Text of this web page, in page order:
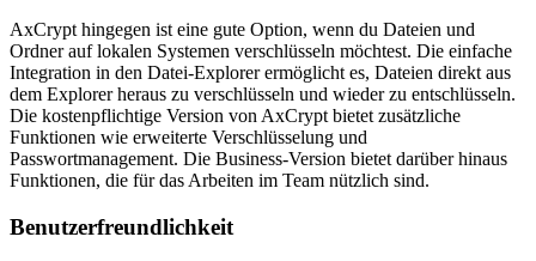
AxCrypt hingegen ist eine gute Option, wenn du Dateien und
Ordner auf lokalen Systemen verschlüsseln möchtest. Die einfache
Integration in den Datei-Explorer ermöglicht es, Dateien direkt aus
dem Explorer heraus zu verschlüsseln und wieder zu entschlüsseln.
Die kostenpflichtige Version von AxCrypt bietet zusätzliche
Funktionen wie erweiterte Verschlüsselung und
Passwortmanagement. Die Business-Version bietet darüber hinaus
Funktionen, die für das Arbeiten im Team nützlich sind.
Benutzerfreundlichkeit